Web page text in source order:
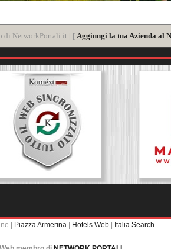
di NetworkPortali.it | [ Aggiungi la tua Azienda al
| Piazza Armerina | Hotels Web | Italia Search